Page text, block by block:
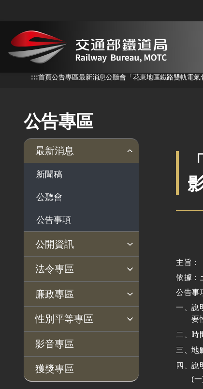
:::首頁公告專區最新消息公聽會 「花東地區鐵路雙軌電
公告專區
最新消息
新聞稿
公聽會
公告事項
公開資訊
主動公開政府資訊專區
法律及法規命令
解釋性規定及裁量基
準
政府機關資訊
行政指導有關文書
施政計畫、業務統計
及研究報告
個人資料保護專區
Open Data專區
出版品專區
雙語詞彙專區
生態檢核專區
用地取得行政透明專區
用地公告
用地法規
徵收案件資訊
臺鐵局撥入資產債務基金
專區
法令專區
法令查詢
解釋性規定及裁量基準
法令英譯徵集意見專區
訴願文件下載
相關實務判解
相關網站資源
廉政專區
揭弊者保護專區
廉政訊息
利益衝突迴避園地
公務員廉政倫理規範
公職人員財產申報園地
廉政檢舉管道
桃地計畫廉政平臺專網
桃地計畫
廉政平臺
啟動儀式及交流座談
性別平等專區
性別平等工作小組
宣傳事項
性別平等推動計畫
性別平等統計分析
性別平等影響評估
性騷擾防治
相關網站
影音專區
獲獎專區
主旨：
依據：
公告事
說
要
時
地
說